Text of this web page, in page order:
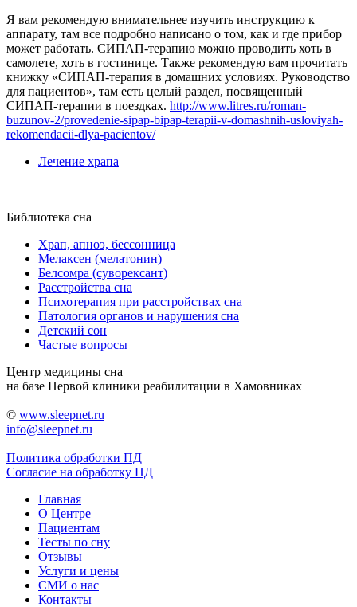
Я вам рекомендую внимательнее изучить инструкцию к
аппарату, там все подробно написано о том, как и где прибор
может работать. СИПАП-терапию можно проводить хоть в
самолете, хоть в гостинице. Также рекомендую вам прочитать
книжку «СИПАП-терапия в домашних условиях. Руководство
для пациентов», там есть целый раздел, посвященный
СИПАП-терапии в поездках. http://www.litres.ru/roman-
buzunov-2/provedenie-sipap-bipap-terapii-v-domashnih-usloviyah-
rekomendacii-dlya-pacientov/
Лечение храпа
Библиотека сна
Храп, апноэ, бессонница
Мелаксен (мелатонин)
Белсомра (суворексант)
Расстройства сна
Психотерапия при расстройствах сна
Патология органов и нарушения сна
Детский сон
Частые вопросы
Центр медицины сна
на базе Первой клиники реабилитации в Хамовниках
© www.sleepnet.ru
info@sleepnet.ru
Политика обработки ПД
Согласие на обработку ПД
Главная
О Центре
Пациентам
Тесты по сну
Отзывы
Услуги и цены
СМИ о нас
Контакты